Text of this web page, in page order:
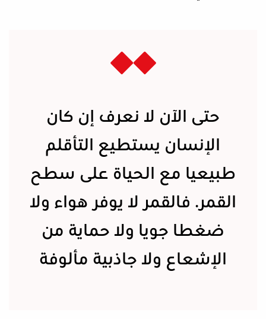
حتى الآن لا نعرف إن كان
الإنسان يستطيع التأقلم
طبيعيا مع الحياة على سطح
القمر. فالقمر لا يوفر هواء ولا
ضغطا جويا ولا حماية من
الإشعاع ولا جاذبية مألوفة